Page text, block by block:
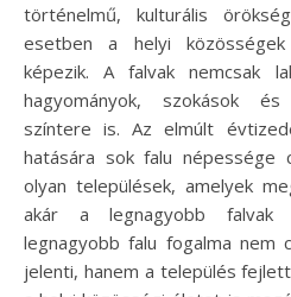
történelmű, kulturális
esetben a helyi
képezik. A falvak nemcsak
hagyományok, szokások
színtere is. Az elmúlt
hatására sok falu népessége
olyan települések, amelyek
akár a legnagyobb falvak
legnagyobb falu fogalma nem
jelenti, hanem a település